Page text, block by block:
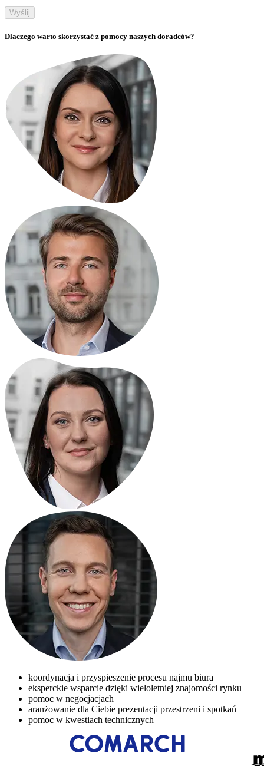
Wyślij
Dlaczego warto skorzystać z pomocy naszych doradców?
koordynacja i przyspieszenie procesu najmu biura
eksperckie wsparcie dzięki wieloletniej znajomości rynku
pomoc w negocjacjach
aranżowanie dla Ciebie prezentacji przestrzeni i spotkań
pomoc w kwestiach technicznych